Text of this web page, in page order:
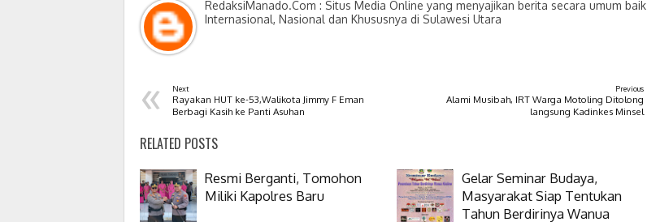
RedaksiManado.Com : Situs Media Online yang menyajikan berita secara umum baik
Internasional, Nasional dan Khususnya di Sulawesi Utara
« Next
Rayakan HUT ke-53,Walikota Jimmy F Eman
Berbagi Kasih ke Panti Asuhan
Previous
Alami Musibah, IRT Warga Motoling Ditolong
langsung Kadinkes Minsel
RELATED POSTS
Resmi Berganti, Tomohon
Miliki Kapolres Baru
Gelar Seminar Budaya,
Masyarakat Siap Tentukan
Tahun Berdirinya Wanua